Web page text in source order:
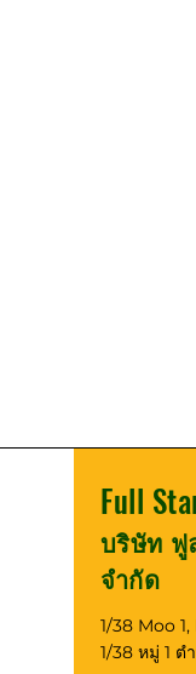
Full
บริษัท ฟู
จำกัด
1/38 Moo
1/38 หมู่ 1 ต